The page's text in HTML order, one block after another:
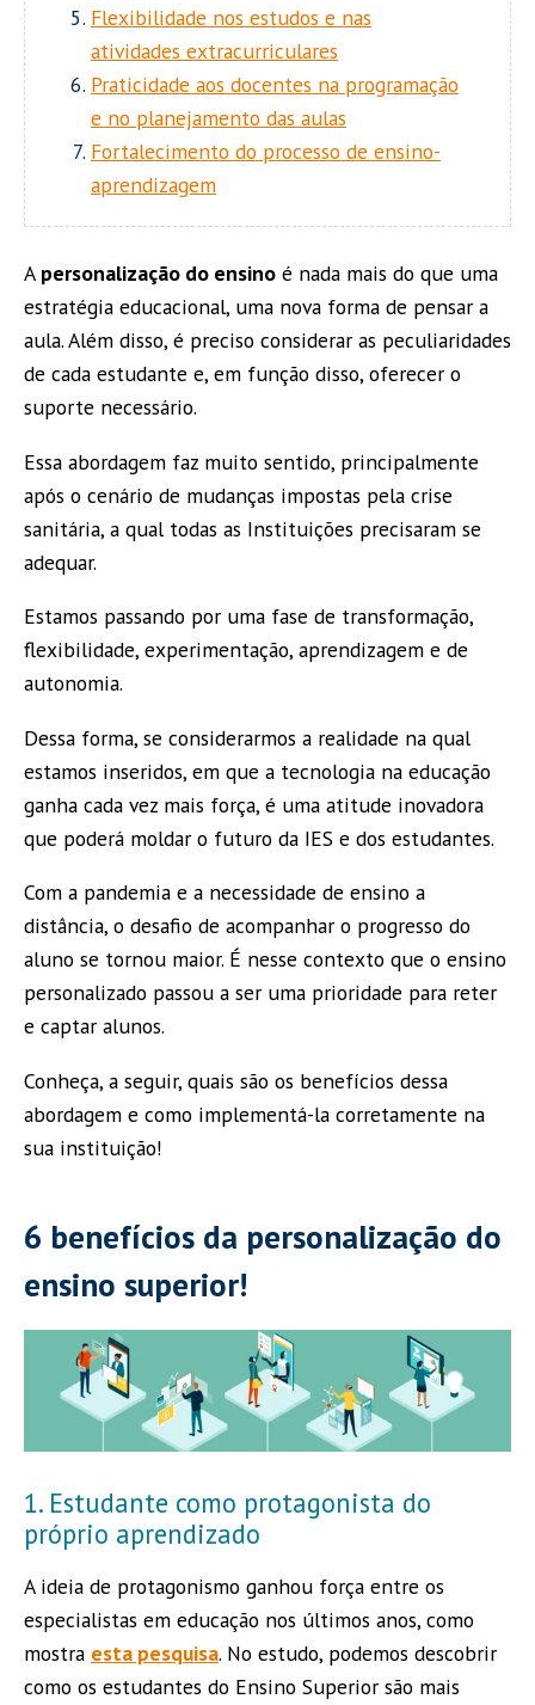
Flexibilidade nos estudos e nas
atividades extracurriculares
Praticidade aos docentes na programação
e no planejamento das aulas
Fortalecimento do processo de ensino-
aprendizagem
A personalização do ensino é nada mais do que uma
estratégia educacional, uma nova forma de pensar a
aula. Além disso, é preciso considerar as peculiaridades
de cada estudante e, em função disso, oferecer o
suporte necessário.
Essa abordagem faz muito sentido, principalmente
após o cenário de mudanças impostas pela crise
sanitária, a qual todas as Instituições precisaram se
adequar.
Estamos passando por uma fase de transformação,
flexibilidade, experimentação, aprendizagem e de
autonomia.
Dessa forma, se considerarmos a realidade na qual
estamos inseridos, em que a tecnologia na educação
ganha cada vez mais força, é uma atitude inovadora
que poderá moldar o futuro da IES e dos estudantes.
Com a pandemia e a necessidade de ensino a
distância, o desafio de acompanhar o progresso do
aluno se tornou maior. É nesse contexto que o ensino
personalizado passou a ser uma prioridade para reter
e captar alunos.
Conheça, a seguir, quais são os benefícios dessa
abordagem e como implementá-la corretamente na
sua instituição!
6 benefícios da personalização do
ensino superior!
1. Estudante como protagonista do
próprio aprendizado
A ideia de protagonismo ganhou força entre os
especialistas em educação nos últimos anos, como
mostra esta pesquisa. No estudo, podemos descobrir
como os estudantes do Ensino Superior são mais